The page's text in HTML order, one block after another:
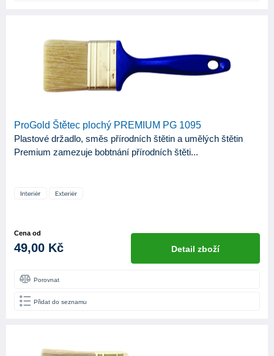
ProGold Štětec plochý PREMIUM PG 1095
Plastové držadlo, směs přírodních štětin a umělých štětin
Premium zamezuje bobtnání přírodních štěti...
Cena od
49,00 Kč Detail zboží
Porovnat
Přidat do seznamu